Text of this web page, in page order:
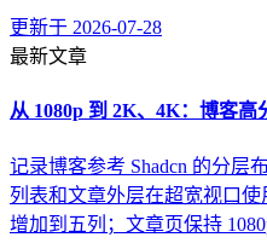
更新于 2026-07-28
最新文章
从 1080p 到 2K、4K：博客高
记录博客参考 Shadcn 的分层
列表和文章外层在超宽视口
增加到五列；文章页保持